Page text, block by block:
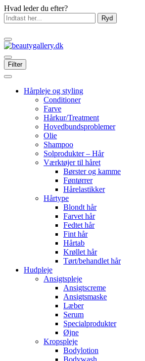
Hvad leder du efter?
Ryd
Filter
Hårpleje og styling
Conditioner
Farve
Hårkur/Treatment
Hovedbundsproblemer
Olie
Shampoo
Solprodukter – Hår
Værktøjer til håret
Børster og kamme
Føntørrer
Hårelastikker
Hårtype
Blondt hår
Farvet hår
Fedtet hår
Fint hår
Hårtab
Krøllet hår
Tørt/behandlet hår
Hudpleje
Ansigtspleje
Ansigtscreme
Ansigtsmaske
Læber
Serum
Specialprodukter
Øjne
Kropspleje
Bodylotion
Bodywash